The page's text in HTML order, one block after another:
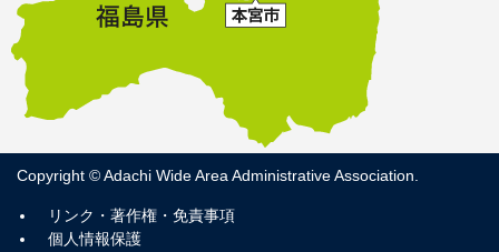
入札結果
工事発注見通し
入札制度等
Copyright © Adachi Wide Area Administrative Association.
リンク・著作権・免責事項
個人情報保護